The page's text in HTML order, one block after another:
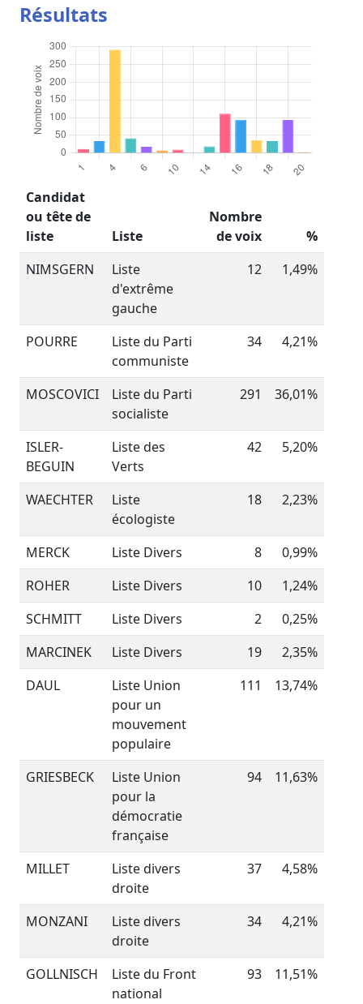
Résultats
Candidat
ou tête de
liste
Liste
Nombre
de voix
%
NIMSGERN
Liste
d'extrême
gauche
12 1,49%
POURRE
Liste du Parti
communiste
34 4,21%
MOSCOVICI
Liste du Parti
socialiste
291 36,01%
ISLER-
BEGUIN
Liste des
Verts
42 5,20%
WAECHTER
Liste
écologiste
18 2,23%
MERCK Liste Divers 8
0,99%
ROHER
Liste Divers 10
1,24%
SCHMITT
Liste Divers 2
0,25%
MARCINEK
Liste Divers 19
2,35%
DAUL
Liste Union
pour un
mouvement
populaire
111 13,74%
GRIESBECK
Liste Union
pour la
démocratie
française
94 11,63%
MILLET
Liste divers
droite
37 4,58%
MONZANI
Liste divers
droite
34 4,21%
GOLLNISCH
Liste du Front
national
93 11,51%